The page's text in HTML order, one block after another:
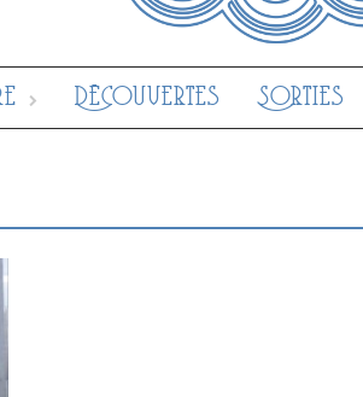
Découvertes Sorties